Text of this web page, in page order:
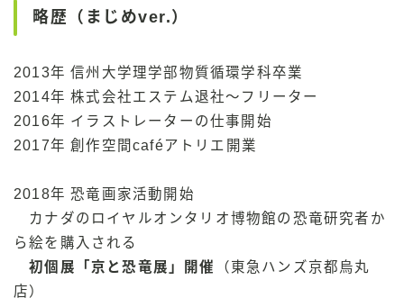
略歴（まじめver.）
2013年 信州大学理学部物質循環学科卒業
2014年 株式会社エステム退社〜フリーター
2016年 イラストレーターの仕事開始
2017年 創作空間caféアトリエ開業
2018年 恐竜画家活動開始
カナダのロイヤルオンタリオ博物館の恐竜研究者か
ら絵を購入される
初個展「京と恐竜展」開催
（東急ハンズ京都烏丸
店）